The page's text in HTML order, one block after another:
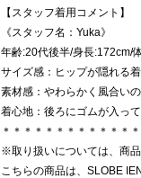
【スタッフ着用コメント】
《スタッフ名：Yuka》
年齢:20代後半/身長:172cm/
サイズ感：ヒップが隠れる
素材感：やわらかく風合いの
着心地：後ろにゴムが入っ
＊＊＊＊＊＊＊＊＊＊＊＊
※取り扱いについては、商
こちらの商品は、SLOBE